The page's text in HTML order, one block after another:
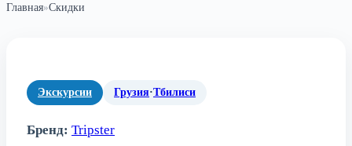
Главная»Скидки
Экскурсии Грузия·Тбилиси
Бренд: Tripster